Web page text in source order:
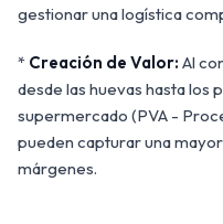
gestionar una logística
* Creación de Valor: Al
desde las huevas hasta los
supermercado (PVA -
pueden capturar una
márgenes.